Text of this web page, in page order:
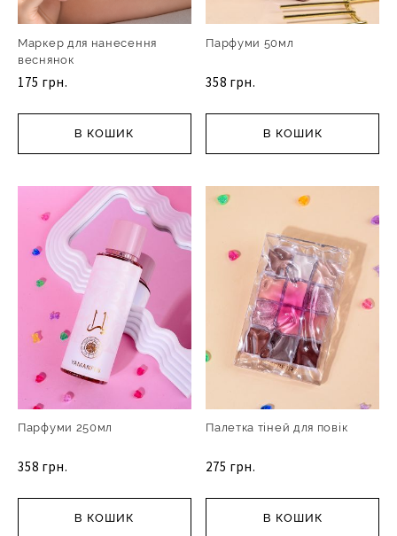
Маркер для нанесення
веснянок
175 грн.
В КОШИК
Парфуми 50мл
358 грн.
В КОШИК
Парфуми 250мл
358 грн.
В КОШИК
Палетка тіней для повік
275 грн.
В КОШИК